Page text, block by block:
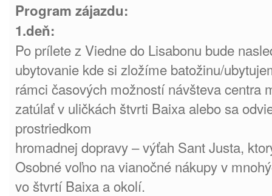
Program zájazdu:
1.deň:
Po prílete z Viedne do Lisabonu bude
ubytovanie kde si zložíme batožinu/
rámci časových možností návšteva centra
zatúlať v uličkách štvrti Baixa alebo sa
prostriedkom
hromadnej dopravy – výťah Sant Justa,
Osobné voľno na vianočné nákupy v
vo štvrtí Baixa a okolí.